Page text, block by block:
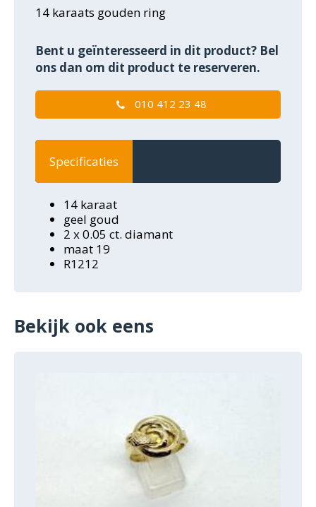
14 karaats gouden ring
Bent u geïnteresseerd in dit product? Bel
ons dan om dit product te reserveren.
010 412 23 48
Specificaties
14 karaat
geel goud
2 x 0.05 ct. diamant
maat 19
R1212
Bekijk ook eens